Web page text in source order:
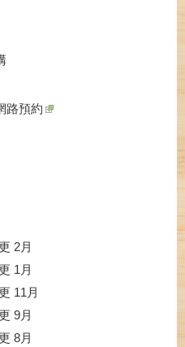
路預約
2月
1月
11月
9月
8月